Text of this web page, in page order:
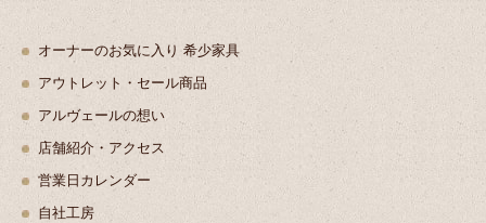
オーナーのお気に入り 希少家具
アウトレット・セール商品
アルヴェールの想い
店舗紹介・アクセス
営業日カレンダー
自社工房